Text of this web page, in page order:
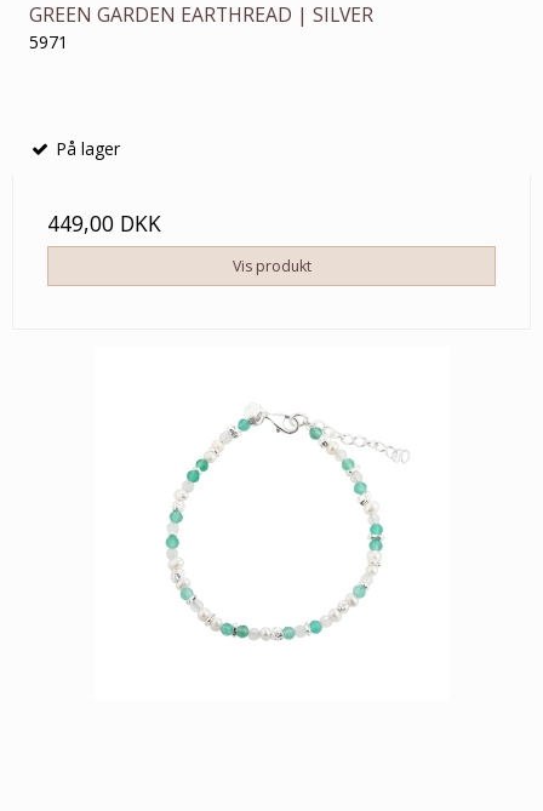
GREEN GARDEN EARTHREAD | SILVER
5971
På lager
449,00 DKK
Vis produkt